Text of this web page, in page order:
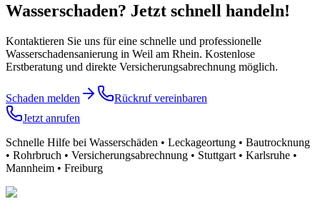
Wasserschaden? Jetzt schnell handeln!
Kontaktieren Sie uns für eine schnelle und professionelle
Wasserschadensanierung in Weil am Rhein. Kostenlose
Erstberatung und direkte Versicherungsabrechnung möglich.
Schaden melden
Rückruf vereinbaren
Jetzt anrufen
Schnelle Hilfe bei Wasserschäden • Leckageortung • Bautrocknung
• Rohrbruch • Versicherungsabrechnung • Stuttgart • Karlsruhe •
Mannheim • Freiburg